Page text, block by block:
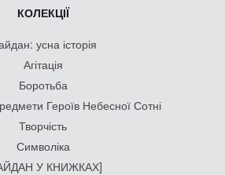
КОЛЕКЦІЇ
усна історія
Агітація
Боротьба
Героїв Небесної Сотні
Творчість
Символіка
У КНИЖКАХ]